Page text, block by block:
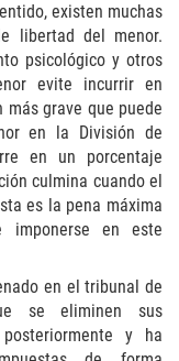
PLACARD
existen muchas
libertad del menor.
psicológico y otros
evite incurrir en
grave que puede
en la División de
en un porcentaje
culmina cuando el
es la pena máxima
imponerse en este
en el tribunal de
se eliminen sus
y ha